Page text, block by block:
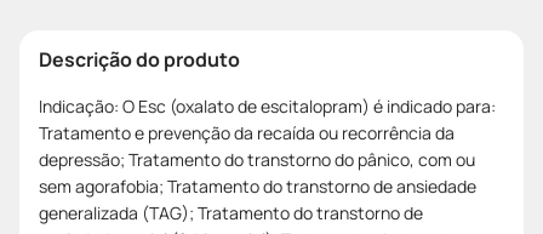
Descrição do produto
Indicação: O Esc (oxalato de escitalopram) é indicado para:
Tratamento e prevenção da recaída ou recorrência da
depressão; Tratamento do transtorno do pânico, com ou
sem agorafobia; Tratamento do transtorno de ansiedade
generalizada (TAG); Tratamento do transtorno de